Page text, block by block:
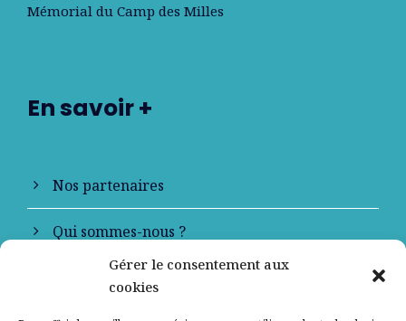
Gérer le consentement aux
cookies
Mémorial du Camp des Milles
En savoir +
Nos partenaires
Qui sommes-nous ?
Contactez-nous